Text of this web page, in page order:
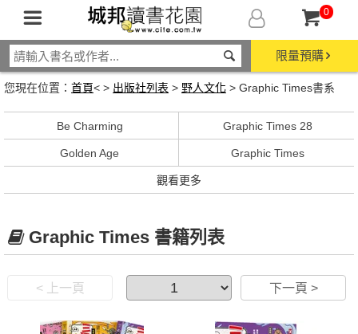
0
限量預購
您現在位置： 首頁< > 出版社列表 > 野人文化 > Graphic Times書系
Be Charming Graphic Times 28
Golden Age Graphic Times
觀看更多
Graphic Times 書籍列表
< 上一頁 下一頁 >